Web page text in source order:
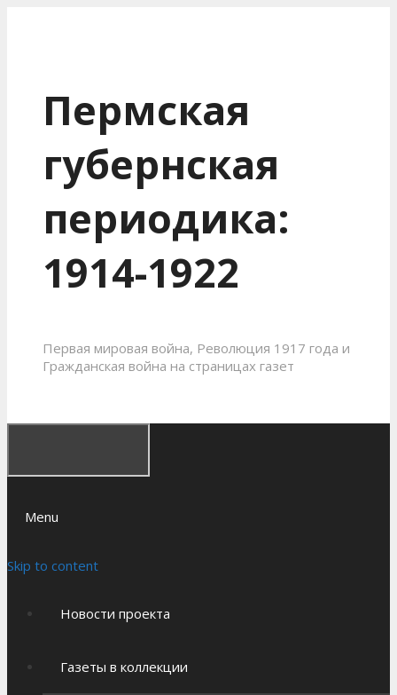
Пермская
губернская
периодика:
1914-1922
Первая мировая война, Революция 1917 года и
Гражданская война на страницах газет
Menu
Skip to content
Новости проекта
Газеты в коллекции